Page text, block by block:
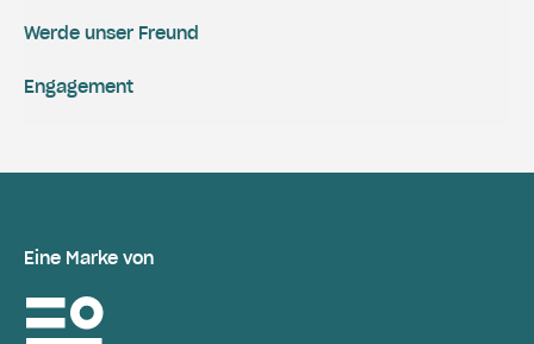
Engagement
Werde unser Freund
Eine Marke von